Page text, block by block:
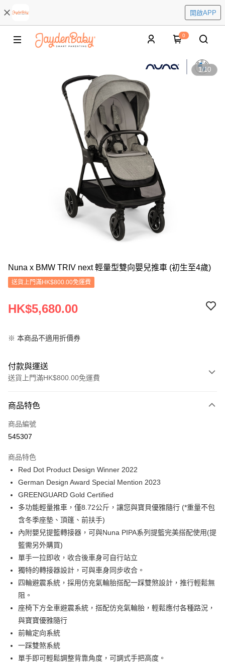
開啟APP
0
1/10
Nuna x BMW TRIV next 輕量型雙向嬰兒推車 (初生至4歲)
送貨上門滿HK$800.00免運費
HK$5,680.00
※ 本商品不適用折價券
付款與運送
送貨上門滿HK$800.00免運費
信用卡
Apple Pay
AlipayHK
PayMe
WeChat Pay
送貨方式
香港配送
每筆HK$55.00，滿HK$800.00或以上免運費
商品特色
商品編號
545307
商品特色
Red Dot Product Design Winner 2022
German Design Award Special Mention 2023
GREENGUARD Gold Certified
多功能輕量推車，僅8.72公斤，讓您與寶貝優雅隨行 (*重量不包
含冬季座墊、頂篷、前扶手)
內附嬰兒提籃轉接器，可與Nuna PIPA系列提籃完美搭配使用(提
籃需另外購買)
單手一拉即收，收合後車身可自行站立
獨特的轉接器設計，可與車身同步收合。
四輪避震系統，採用仿充氣輪胎搭配一踩雙煞設計，推行輕鬆無
阻。
座椅下方全車避震系統，搭配仿充氣輪胎，輕鬆應付各種路況，
與寶寶優雅隨行
前輪定向系統
一踩雙煞系統
單手即可輕鬆調整背靠角度，可調式手把高度。